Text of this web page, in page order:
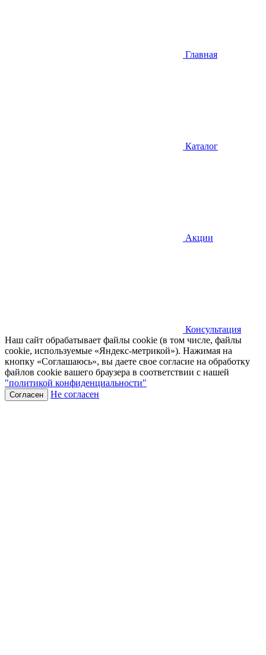
Главная
Каталог
Акции
Консультация
Наш сайт обрабатывает файлы cookie (в том числе, файлы
cookie, используемые «Яндекс-метрикой»). Нажимая на
кнопку «Соглашаюсь», вы даете свое согласие на обработку
файлов cookie вашего браузера в соответствии с нашей
"политикой конфиденциальности"
Согласен Не согласен